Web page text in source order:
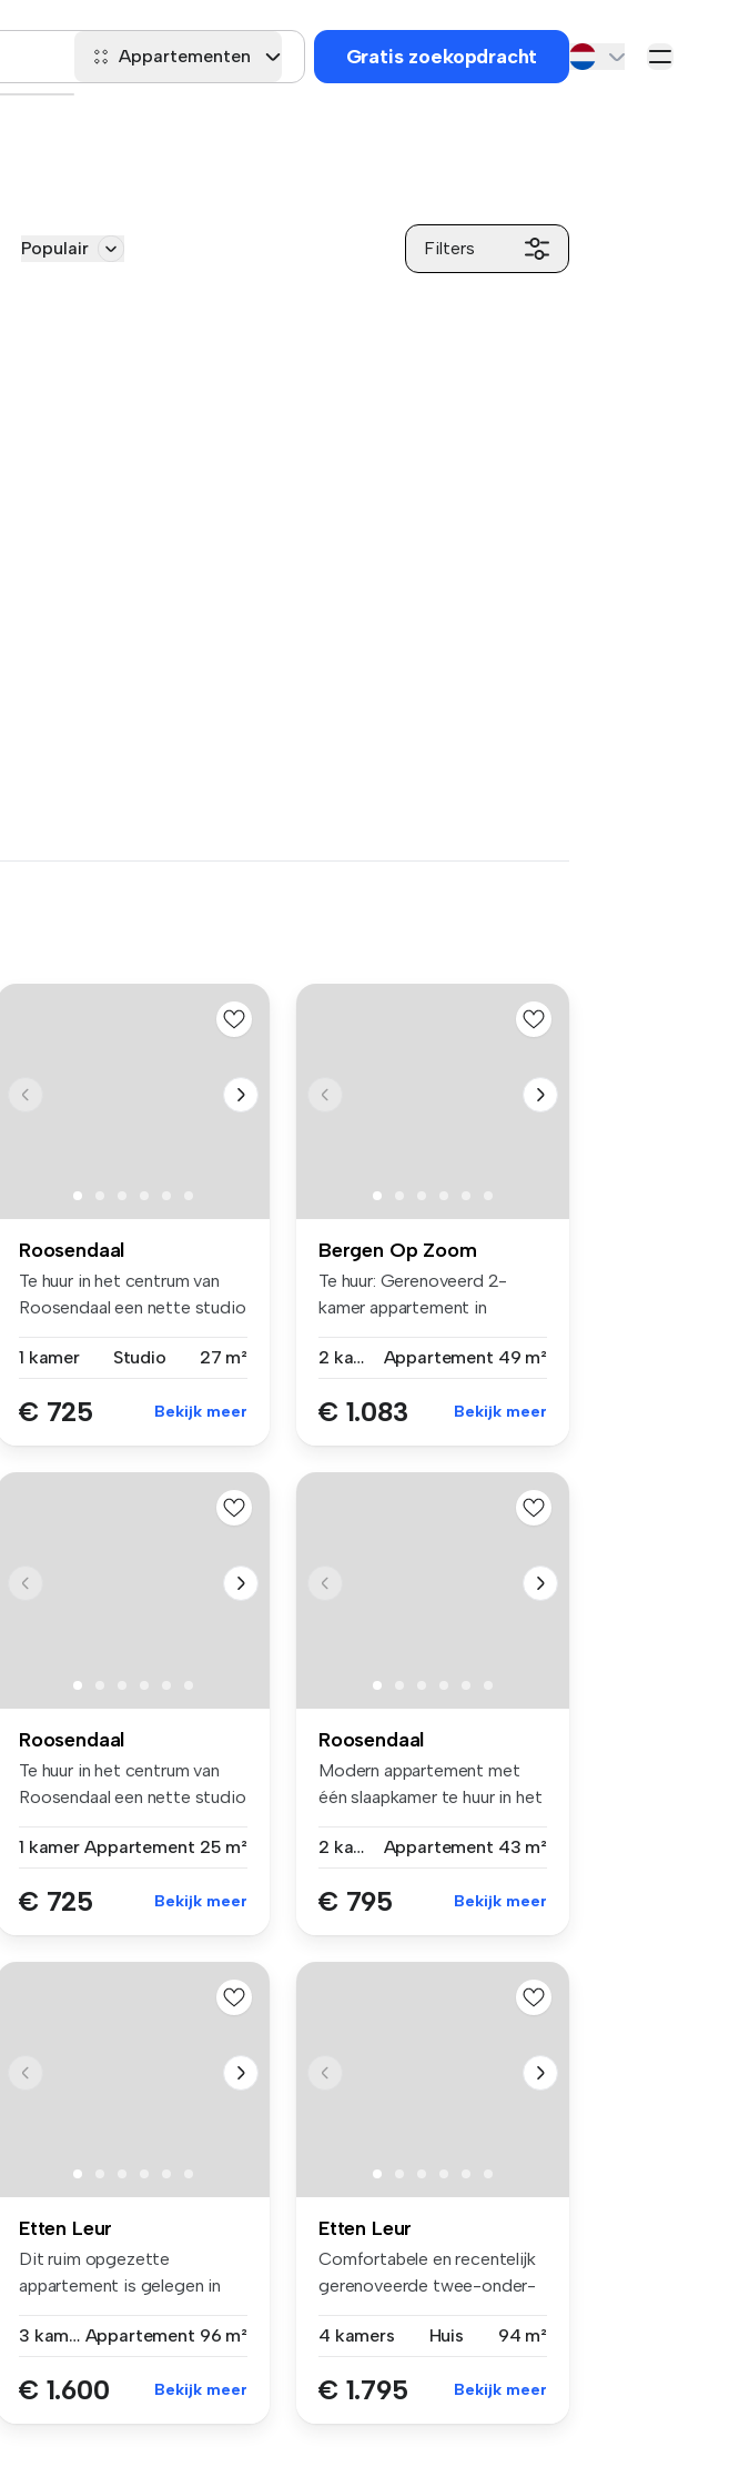
Appartementen Gratis zoekopdracht
Populair Filters
Roosendaal
Te huur in het centrum van
Roosendaal een nette studio
1 kamer
Studio 27 m²
€ 725 Bekijk meer
Bergen Op Zoom
Te huur: Gerenoveerd 2-
kamer appartement in
2 kamers
Appartement 49 m²
€ 1.083 Bekijk meer
Roosendaal
Te huur in het centrum van
Roosendaal een nette studio
1 kamer Appartement 25 m²
€ 725 Bekijk meer
Roosendaal
Modern appartement met
één slaapkamer te huur in het
2 kamers
Appartement 43 m²
€ 795 Bekijk meer
Etten Leur
Dit ruim opgezette
appartement is gelegen in
3 kamers Appartement 96 m²
€ 1.600 Bekijk meer
Etten Leur
Comfortabele en recentelijk
gerenoveerde twee-onder-
4 kamers
Huis 94 m²
€ 1.795 Bekijk meer